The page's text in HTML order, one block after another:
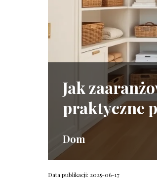
Jak
praktyczne
Dom
Data publikacji: 2025-06-17